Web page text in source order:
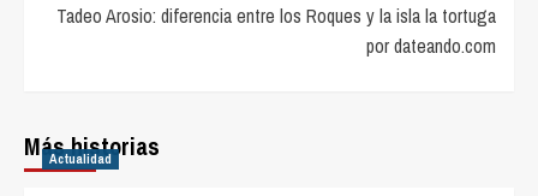
Tadeo Arosio: diferencia entre los Roques y la isla la tortuga
por dateando.com
Más historias
Actualidad